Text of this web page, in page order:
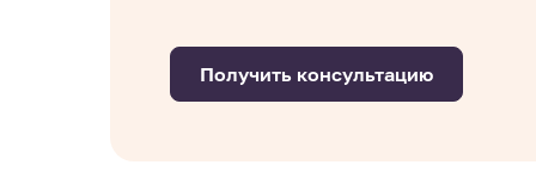
Получить консультацию